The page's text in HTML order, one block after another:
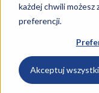
każdej chwili
preferencji.
Akceptuj
Aktualności
8